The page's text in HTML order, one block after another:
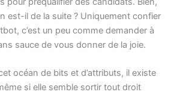
est-il de la suite ? Uniquement confier
c’est un peu comme demander à
sauce de vous donner de la joie.
océan de bits et d’attributs, il existe
si elle semble sortir tout droit